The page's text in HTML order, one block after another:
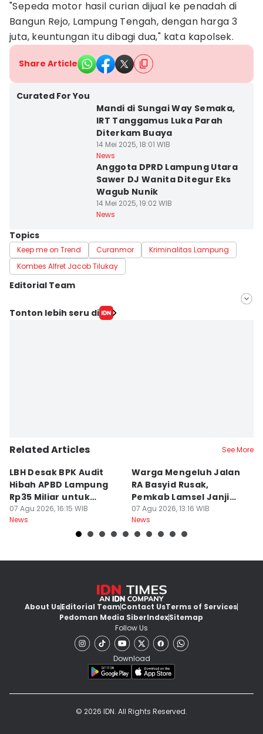
"Sepeda motor hasil curian dijual ke penadah di
Bangun Rejo, Lampung Tengah, dengan harga 3
juta, keuntungan itu dibagi dua," kata kapolsek.
Share Article
Curated For You
Mandi di Sungai Way Semaka,
IRT Tanggamus Luka Parah
Diterkam Buaya
14 Mei 2025, 18:01 WIB
News
Anggota DPRD Lampung Utara
Sawer DJ Wanita Ditegur Eks
Wagub Nunik
14 Mei 2025, 19:02 WIB
News
Topics
Keep me on Trend Curanmor
Kriminalitas Lampung
Kombes Alfret Jacob Tilukay
Editorial Team
Editor
Tonton lebih seru di
Related Articles See More
LBH Desak BPK Audit
Hibah APBD Lampung
Rp35 Miliar untuk
Kejaksaan
07 Agu 2026, 16:15 WIB
News
Warga Mengeluh Jalan
RA Basyid Rusak,
Pemkab Lamsel Janji
Segera Perbaiki
07 Agu 2026, 13:16 WIB
News
About UsEditorial TeamContact UsTerms of Services
Pedoman Media SiberIndexSitemap
Follow Us
Download
© 2026 IDN. All Rights Reserved.